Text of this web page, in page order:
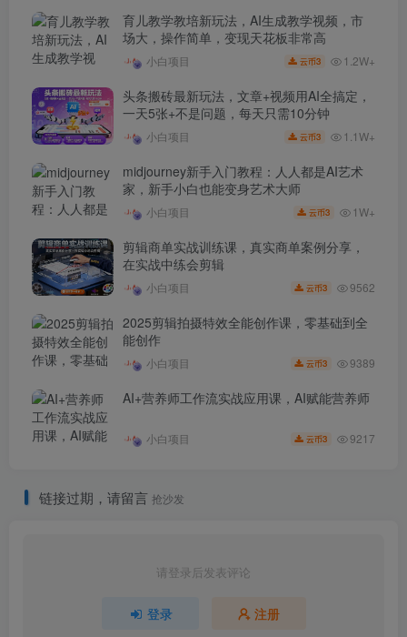
育儿教学教培新玩法，AI生成教学视频，市
场大，操作简单，变现天花板非常高
小白项目 云币3 1.2W+
头条搬砖最新玩法，文章+视频用AI全搞定，
一天5张+不是问题，每天只需10分钟
小白项目 云币3 1.1W+
midjourney新手入门教程：人人都是AI艺术
家，新手小白也能变身艺术大师
小白项目 云币3 1W+
剪辑商单实战训练课，真实商单案例分享，
在实战中练会剪辑
小白项目 云币3 9562
2025剪辑拍摄特效全能创作课，零基础到全
能创作
小白项目 云币3 9389
AI+营养师工作流实战应用课，AI赋能营养师
小白项目 云币3 9217
链接过期，请留言 抢沙发
请登录后发表评论
登录 注册